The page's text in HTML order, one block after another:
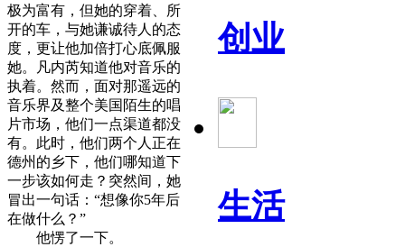
创业
生活
极为富有，但她的穿着、所
开的车，与她谦诚待人的态
度，更让他加倍打心底佩服
她。凡内芮知道他对音乐的
执着。然而，面对那遥远的
音乐界及整个美国陌生的唱
片市场，他们一点渠道都没
有。此时，他们两个人正在
德州的乡下，他们哪知道下
一步该如何走？突然间，她
冒出一句话：“想像你5年后
在做什么？”
他愣了一下。